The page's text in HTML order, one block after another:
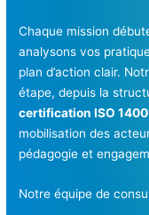
Chaque mission
analysons vos
plan d’action clair.
étape, depuis la
certification ISO
mobilisation des
pédagogie et
Notre équipe de